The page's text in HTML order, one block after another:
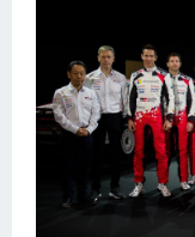
Тренажеры
Интерьеры